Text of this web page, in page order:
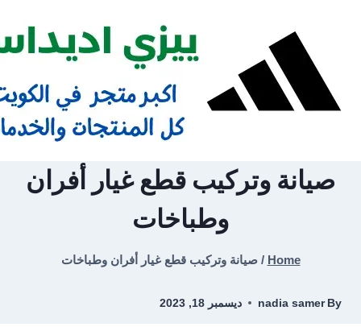
content
صيانة وتركيب قطع غيار أفران
وطباخات
Home
/ صيانة وتركيب قطع غيار أفران وطباخات
By
nadia samer ديسمبر 18, 2023